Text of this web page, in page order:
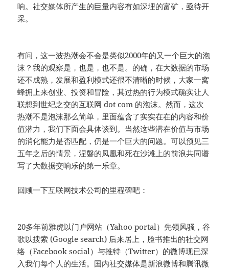
响。社交媒体所产生的巨量内容有如深埋的富矿，亟待开
采。
有问，这一波热潮会不会是类似2000年的又一个巨大的泡
沫？我的观察是，也是，也不是。的确，在大数据的市场
还不成熟，发展和盈利模式还很不清晰的时候，大家一窝
蜂拥上来创业、投资和冒险，其过热的行为模式确实让人
联想到世纪之交的互联网 dot com 的泡沫。然而，这次
热潮不是泡沫那么简单，里面蕴含了实实在在的内容和价
值潜力，我们下面会具体谈到。当然这些潜在价值与市场
的消化能力是否匹配，仍是一个巨大的问题。可以预见三
五年之后的情景，涅磐的凤凰和死在沙滩上的前浪共同谱
写了大数据交响乐的第一乐章。
回顾一下互联网技术公司的里程碑吧：
20多年前雅虎以门户网站（Yahoo portal）先领风骚，谷
歌以搜索 (Google search) 后来居上，脸书推出的社交网
络（Facebook social）与推特（Twitter）的微博现已深
入我们每个人的生活。国内社交媒体是新浪微博和腾讯微